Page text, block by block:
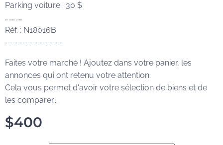
Parking voiture : 30 $
……………
Réf. : N18016B
-----------------------
Faites votre marché ! Ajoutez dans votre panier, les
annonces qui ont retenu votre attention.
Cela vous permet d'avoir votre sélection de biens et de
les comparer...
$400